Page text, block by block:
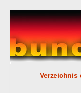
Verzeichnis